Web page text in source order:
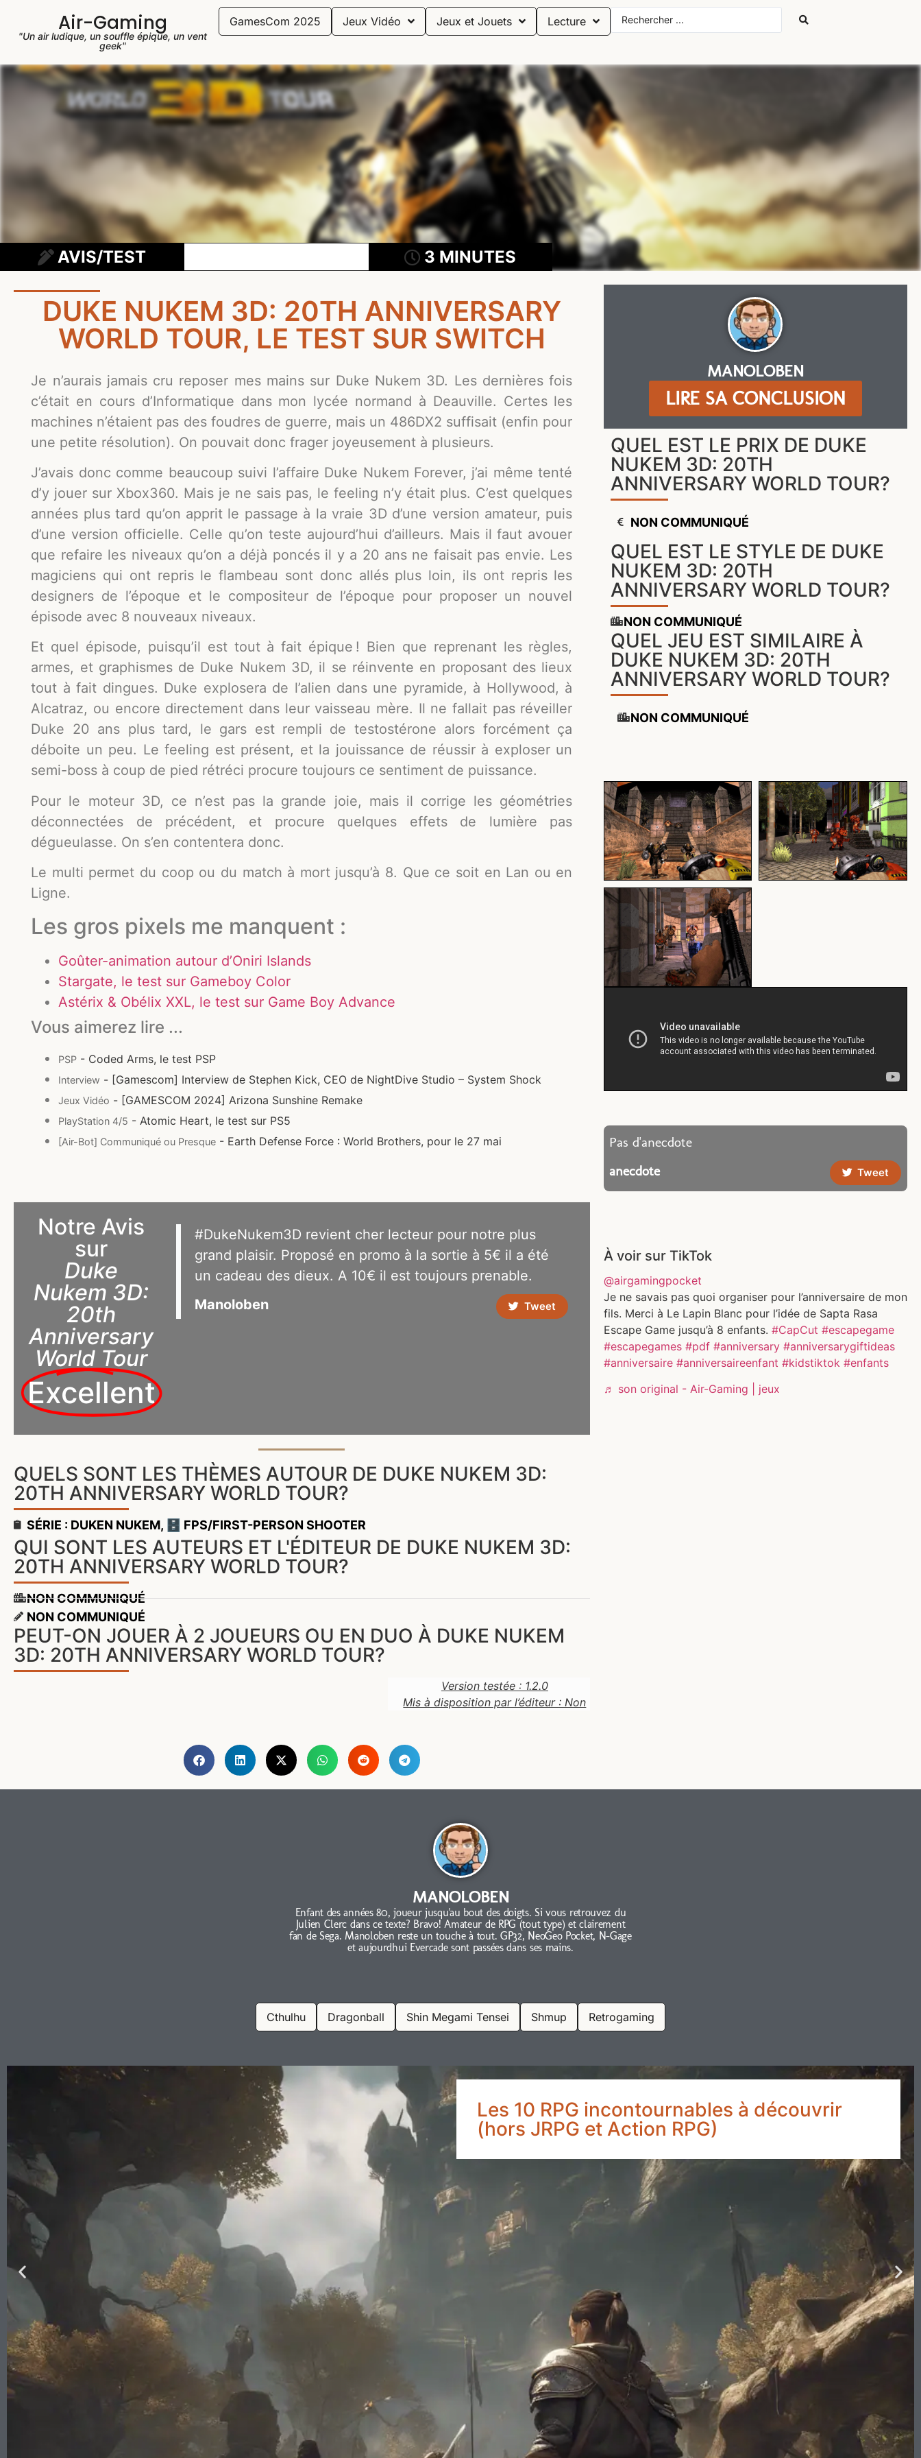
Air-Gaming
"Un air ludique, un souffle épique, un vent
geek"
GamesCom 2025 Jeux Vidéo Jeux et Jouets Lecture
AVIS/TEST 3 MINUTES
DUKE NUKEM 3D: 20TH ANNIVERSARY
WORLD TOUR, LE TEST SUR SWITCH
Je n’aurais jamais cru reposer mes mains sur Duke Nukem 3D. Les dernières fois
c’était en cours d’Informatique dans mon lycée normand à Deauville. Certes les
machines n’étaient pas des foudres de guerre, mais un 486DX2 suffisait (enfin pour
une petite résolution). On pouvait donc frager joyeusement à plusieurs.
J’avais donc comme beaucoup suivi l’affaire Duke Nukem Forever, j’ai même tenté
d’y jouer sur Xbox360. Mais je ne sais pas, le feeling n’y était plus. C’est quelques
années plus tard qu’on apprit le passage à la vraie 3D d’une version amateur, puis
d’une version officielle. Celle qu’on teste aujourd’hui d’ailleurs. Mais il faut avouer
que refaire les niveaux qu’on a déjà poncés il y a 20 ans ne faisait pas envie. Les
magiciens qui ont repris le flambeau sont donc allés plus loin, ils ont repris les
designers de l’époque et le compositeur de l’époque pour proposer un nouvel
épisode avec 8 nouveaux niveaux.
Et quel épisode, puisqu’il est tout à fait épique ! Bien que reprenant les règles,
armes, et graphismes de Duke Nukem 3D, il se réinvente en proposant des lieux
tout à fait dingues. Duke explosera de l’alien dans une pyramide, à Hollywood, à
Alcatraz, ou encore directement dans leur vaisseau mère. Il ne fallait pas réveiller
Duke 20 ans plus tard, le gars est rempli de testostérone alors forcément ça
déboite un peu. Le feeling est présent, et la jouissance de réussir à exploser un
semi-boss à coup de pied rétréci procure toujours ce sentiment de puissance.
Pour le moteur 3D, ce n’est pas la grande joie, mais il corrige les géométries
déconnectées de précédent, et procure quelques effets de lumière pas
dégueulasse. On s’en contentera donc.
Le multi permet du coop ou du match à mort jusqu’à 8. Que ce soit en Lan ou en
Ligne.
Les gros pixels me manquent :
Goûter-animation autour d’Oniri Islands
Stargate, le test sur Gameboy Color
Astérix & Obélix XXL, le test sur Game Boy Advance
Vous aimerez lire ...
PSP - Coded Arms, le test PSP
Interview - [Gamescom] Interview de Stephen Kick, CEO de NightDive Studio – System Shock
Jeux Vidéo - [GAMESCOM 2024] Arizona Sunshine Remake
PlayStation 4/5 - Atomic Heart, le test sur PS5
[Air-Bot] Communiqué ou Presque - Earth Defense Force : World Brothers, pour le 27 mai
Notre Avis
sur
Duke
Nukem 3D:
20th
Anniversary
World Tour
Excellent
#DukeNukem3D revient cher lecteur pour notre plus
grand plaisir. Proposé en promo à la sortie à 5€ il a été
un cadeau des dieux. A 10€ il est toujours prenable.
Manoloben
Tweet
QUELS SONT LES THÈMES AUTOUR DE DUKE NUKEM 3D:
20TH ANNIVERSARY WORLD TOUR?
SÉRIE : DUKEN NUKEM, 🗄️ FPS/FIRST-PERSON SHOOTER
QUI SONT LES AUTEURS ET L'ÉDITEUR DE DUKE NUKEM 3D:
20TH ANNIVERSARY WORLD TOUR?
NON COMMUNIQUÉ
NON COMMUNIQUÉ
PEUT-ON JOUER À 2 JOUEURS OU EN DUO À DUKE NUKEM
3D: 20TH ANNIVERSARY WORLD TOUR?
Version testée : 1.2.0
Mis à disposition par l’éditeur : Non
MANOLOBEN
LIRE SA CONCLUSION
QUEL EST LE PRIX DE DUKE
NUKEM 3D: 20TH
ANNIVERSARY WORLD TOUR?
NON COMMUNIQUÉ
QUEL EST LE STYLE DE DUKE
NUKEM 3D: 20TH
ANNIVERSARY WORLD TOUR?
NON COMMUNIQUÉ
QUEL JEU EST SIMILAIRE À
DUKE NUKEM 3D: 20TH
ANNIVERSARY WORLD TOUR?
NON COMMUNIQUÉ
Pas d'anecdote
anecdote
Tweet
À voir sur TikTok
@airgamingpocket
Je ne savais pas quoi organiser pour l’anniversaire de mon
fils. Merci à Le Lapin Blanc pour l’idée de Sapta Rasa
Escape Game jusqu’à 8 enfants. #CapCut #escapegame
#escapegames #pdf #anniversary #anniversarygiftideas
#anniversaire #anniversaireenfant #kidstiktok #enfants
♬ son original - Air-Gaming | jeux
MANOLOBEN
Enfant des années 80, joueur jusqu'au bout des doigts. Si vous retrouvez du
Julien Clerc dans ce texte? Bravo! Amateur de RPG (tout type) et clairement
fan de Sega. Manoloben reste un touche à tout. GP32, NeoGeo Pocket, N-Gage
et aujourdhui Evercade sont passées dans ses mains.
Cthulhu Dragonball Shin Megami Tensei Shmup Retrogaming
Les 10 RPG incontournables à découvrir
(hors JRPG et Action RPG)